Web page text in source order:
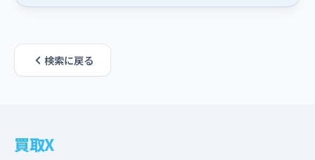
検索に戻る
買取X